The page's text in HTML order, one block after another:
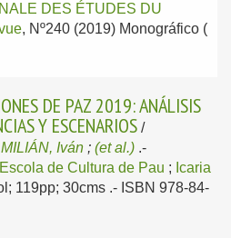
DES ÉTUDES DU
, Nº240 (2019) Monográfico (
DE PAZ 2019: ANÁLISIS
Y ESCENARIOS /
Iván ; (et al.) .-
Escola de Cultura de Pau ; Icaria
119pp; 30cms .- ISBN 978-84-